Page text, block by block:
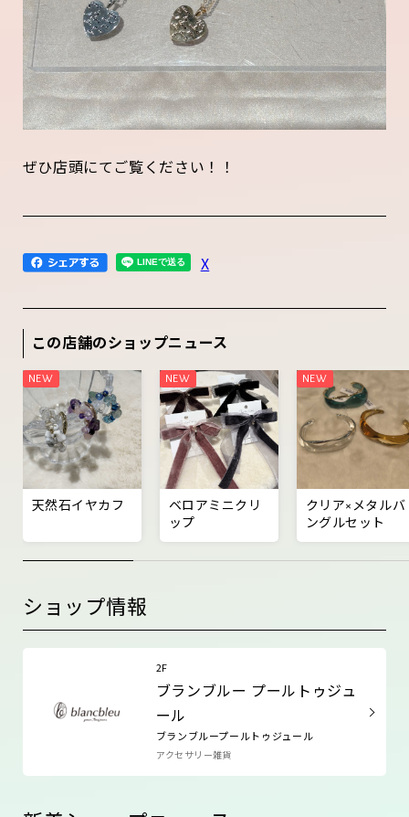
ぜひ店頭にてご覧ください！！
X
この店舗のショップニュース
天然石イヤカフ
ベロアミニクリ
ップ
クリア×メタルバ
ングルセット
ショップ情報
2F
ブランブルー プールトゥジュ
ール
ブランブループールトゥジュール
アクセサリー雑貨